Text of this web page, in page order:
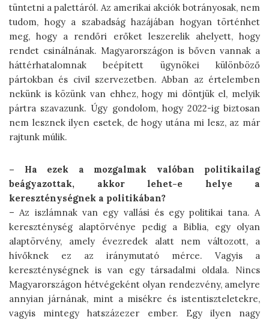
tüntetni a palettáról. Az amerikai akciók botrányosak, nem
tudom, hogy a szabadság hazájában hogyan történhet
meg, hogy a rendőri erőket leszerelik ahelyett, hogy
rendet csinálnának. Magyarországon is bőven vannak a
háttérhatalomnak beépített ügynökei különböző
pártokban és civil szervezetben. Abban az értelemben
nekünk is közünk van ehhez, hogy mi döntjük el, melyik
pártra szavazunk. Úgy gondolom, hogy 2022-ig biztosan
nem lesznek ilyen esetek, de hogy utána mi lesz, az már
rajtunk múlik.
– Ha ezek a mozgalmak valóban politikailag
beágyazottak, akkor lehet-e helye a
kereszténységnek a politikában?
– Az iszlámnak van egy vallási és egy politikai tana. A
kereszténység alaptörvénye pedig a Biblia, egy olyan
alaptörvény, amely évezredek alatt nem változott, a
hívőknek ez az iránymutató mérce. Vagyis a
kereszténységnek is van egy társadalmi oldala. Nincs
Magyarországon hétvégeként olyan rendezvény, amelyre
annyian járnának, mint a misékre és istentiszteletekre,
vagyis mintegy hatszázezer ember. Egy ilyen nagy